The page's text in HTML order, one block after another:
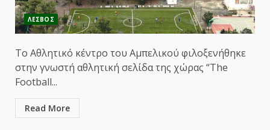
ΛΕΣΒΟΣ
Το Αθλητικό κέντρο του Αμπελικού φιλοξενήθηκε
στην γνωστή αθλητική σελίδα της χώρας “The
Football...
Read More